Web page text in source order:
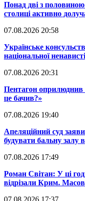
​Понад дві з половиною
столиці активно
07.08.2026 20:58
​Українське
національної
07.08.2026 20:31
​Пентагон
це бачив?»
07.08.2026 19:40
​Апеляційний суд
будувати бальну залу
07.08.2026 17:49
​Роман Світан: У ці
відрізали Крим.